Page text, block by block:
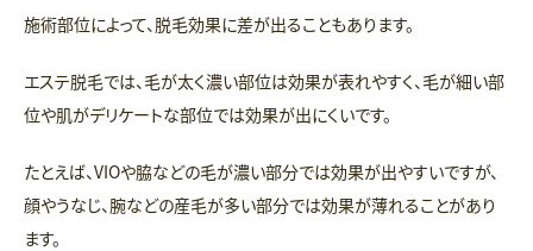
施術部位によって、脱毛効果に差が出ることもあります。
エステ脱毛では、毛が太く濃い部位は効果が表れやすく、毛が細い部
位や肌がデリケートな部位では効果が出にくいです。
たとえば、VIOや脇などの毛が濃い部分では効果が出やすいですが、
顔やうなじ、腕などの産毛が多い部分では効果が薄れることがあり
ます。